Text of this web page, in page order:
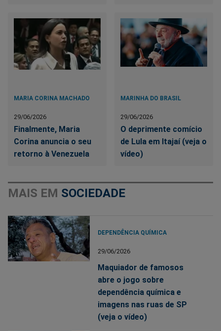
MARIA CORINA MACHADO
29/06/2026
Finalmente, Maria
Corina anuncia o seu
retorno à Venezuela
MARINHA DO BRASIL
29/06/2026
O deprimente comício
de Lula em Itajaí (veja o
vídeo)
MAIS EM SOCIEDADE
DEPENDÊNCIA QUÍMICA
29/06/2026
Maquiador de famosos
abre o jogo sobre
dependência química e
imagens nas ruas de SP
(veja o vídeo)